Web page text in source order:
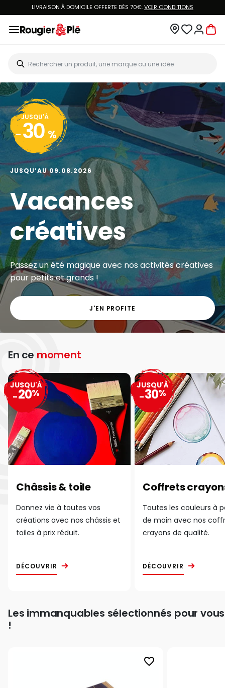
LIVRAISON À DOMICILE OFFERTE DÈS 70€.VOIR CONDITIONS
JUSQU'À
- 30 %
JUSQU’AU 09.08.2026
Vacances
créatives
Passez un été magique avec nos activités créatives
pour petits et grands !
J'EN PROFITE
En ce moment
Châssis & toile
Donnez vie à toutes vos
créations avec nos châssis et
toiles à prix réduit.
DÉCOUVRIR
JUSQU'À
-20%
Coffrets
Toutes les couleurs à
de main avec nos
crayons de qualité.
DÉCOUVRIR
JUSQU'À
-30%
Les immanquables sélectionnés pour vous
!
favorite_border